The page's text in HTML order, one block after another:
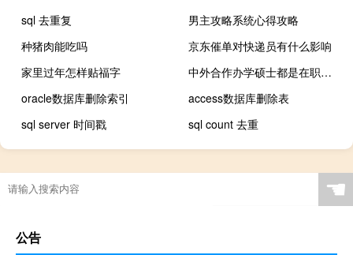
sql 去重复
男主攻略系统心得攻略
种猪肉能吃吗
京东催单对快递员有什么影响
家里过年怎样贴福字
中外合作办学硕士都是在职研究生吗
oracle数据库删除索引
access数据库删除表
sql server 时间戳
sql count 去重
☚
公告